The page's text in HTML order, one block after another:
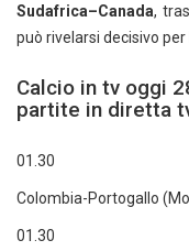
Sudafrica–Canada,
può rivelarsi decisivo
Calcio in tv oggi
partite in diretta
01.30
Colombia-Portogallo
01.30